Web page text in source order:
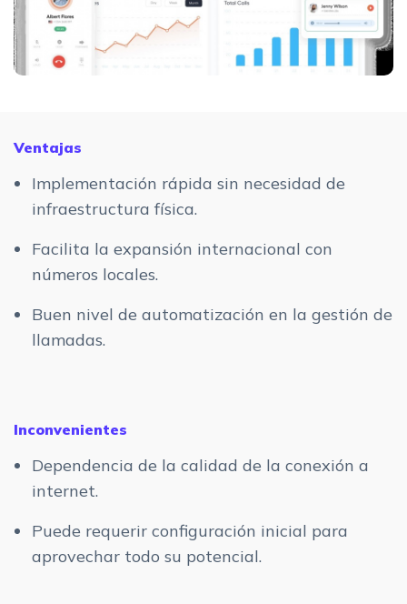
Ventajas
Implementación rápida sin necesidad de
infraestructura física.
Facilita la expansión internacional con
números locales.
Buen nivel de automatización en la gestión de
llamadas.
Inconvenientes
Dependencia de la calidad de la conexión a
internet.
Puede requerir configuración inicial para
aprovechar todo su potencial.